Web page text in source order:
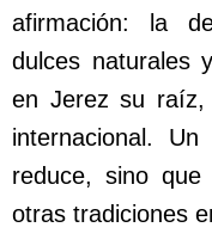
afirmación: la
dulces naturales
en Jerez su raíz,
internacional.
reduce, sino
otras tradiciones